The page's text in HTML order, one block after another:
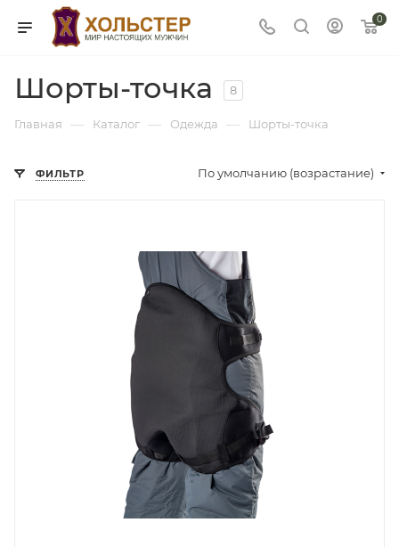
0
Шорты-точка 8
Главная — Каталог — Одежда — Шорты-точка
ФИЛЬТР По умолчанию (возрастание)